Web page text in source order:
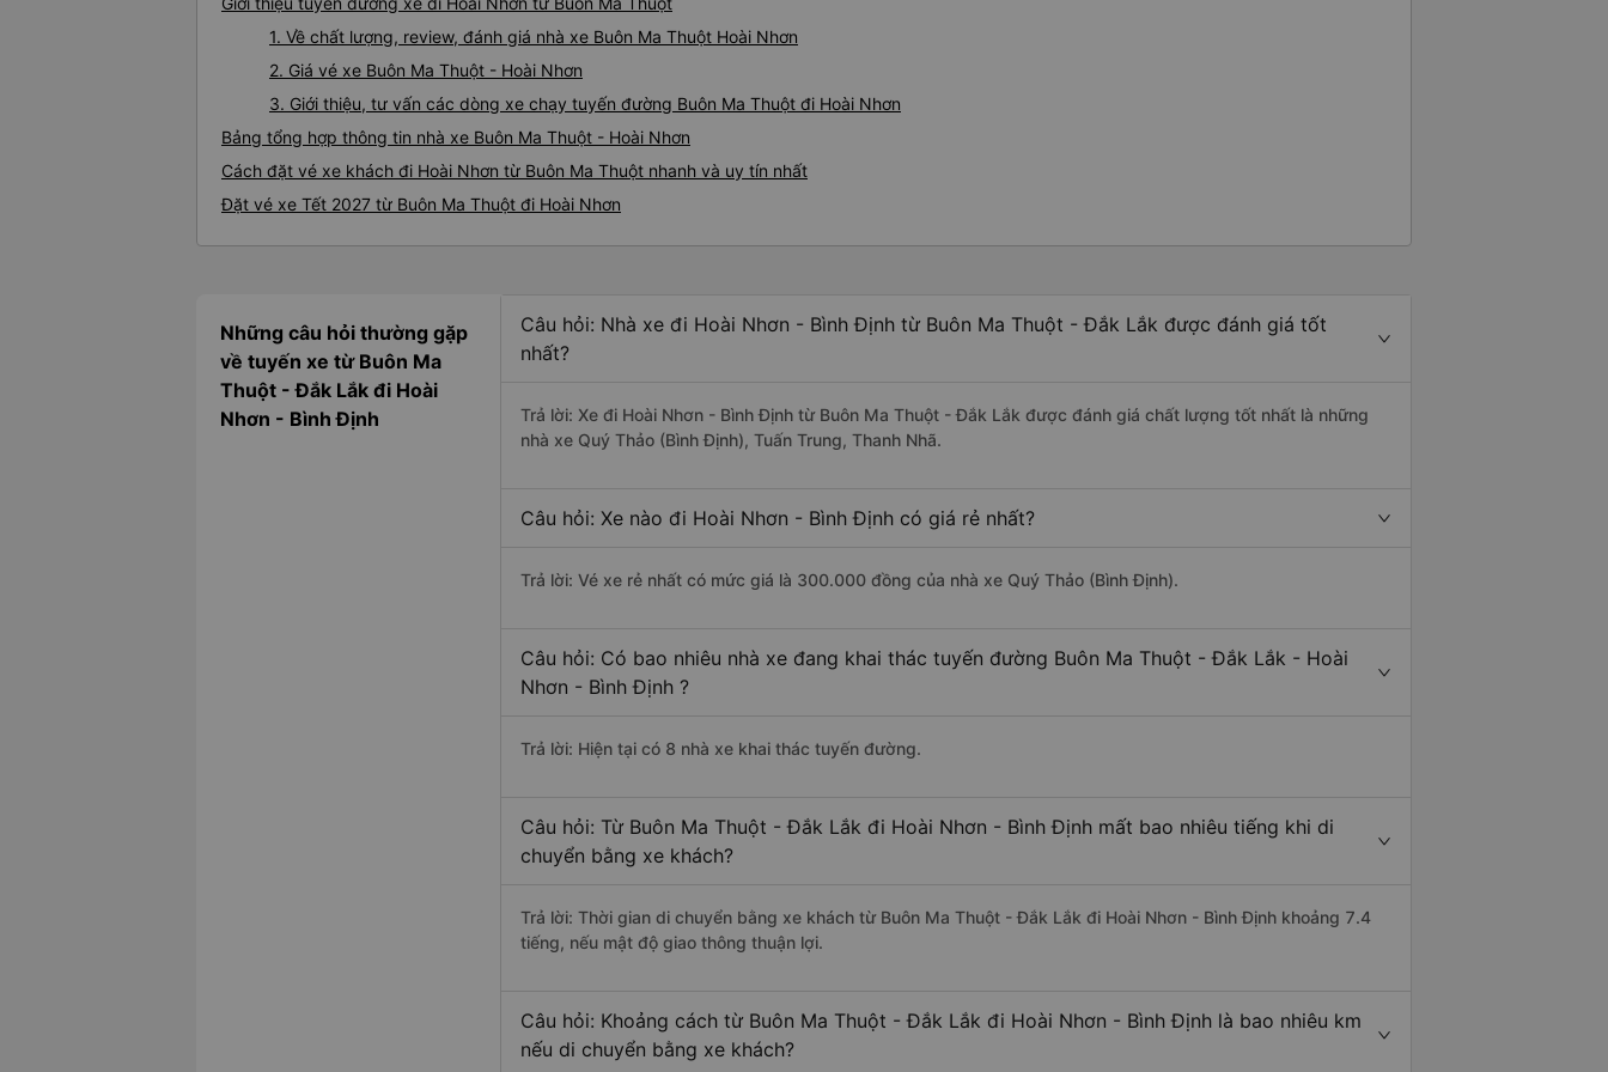
1. Về chất lượng, review, đánh giá nhà xe Buôn Ma Thuột Hoài Nhơn
2. Giá vé xe Buôn Ma Thuột - Hoài Nhơn
3. Giới thiệu, tư vấn các dòng xe chạy tuyến đường Buôn Ma Thuột đi Hoài Nhơn
Bảng tổng hợp thông tin nhà xe Buôn Ma Thuột - Hoài Nhơn
Cách đặt vé xe khách đi Hoài Nhơn từ Buôn Ma Thuột nhanh và uy tín nhất
Đặt vé xe Tết 2027 từ Buôn Ma Thuột đi Hoài Nhơn
Những câu hỏi thường gặp
về tuyến xe từ Buôn Ma
Thuột - Đắk Lắk đi Hoài
Nhơn - Bình Định
Câu hỏi: Nhà xe đi Hoài Nhơn - Bình Định từ Buôn Ma Thuột - Đắk Lắk được đánh giá tốt
nhất?
Trả lời: Xe đi Hoài Nhơn - Bình Định từ Buôn Ma Thuột - Đắk Lắk được đánh giá chất lượng tốt nhất là những
nhà xe Quý Thảo (Bình Định), Tuấn Trung, Thanh Nhã.
Câu hỏi: Xe nào đi Hoài Nhơn - Bình Định có giá rẻ nhất?
Trả lời: Vé xe rẻ nhất có mức giá là 300.000 đồng của nhà xe Quý Thảo (Bình Định).
Câu hỏi: Có bao nhiêu nhà xe đang khai thác tuyến đường Buôn Ma Thuột - Đắk Lắk - Hoài
Nhơn - Bình Định ?
Trả lời: Hiện tại có 8 nhà xe khai thác tuyến đường.
Câu hỏi: Từ Buôn Ma Thuột - Đắk Lắk đi Hoài Nhơn - Bình Định mất bao nhiêu tiếng khi di
chuyển bằng xe khách?
Trả lời: Thời gian di chuyển bằng xe khách từ Buôn Ma Thuột - Đắk Lắk đi Hoài Nhơn - Bình Định khoảng 7.4
tiếng, nếu mật độ giao thông thuận lợi.
Câu hỏi: Khoảng cách từ Buôn Ma Thuột - Đắk Lắk đi Hoài Nhơn - Bình Định là bao nhiêu km
nếu di chuyển bằng xe khách?